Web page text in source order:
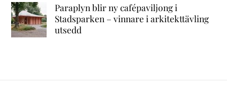
Paraplyn blir ny cafépaviljong i
Stadsparken – vinnare i arkitekttävling
utsedd